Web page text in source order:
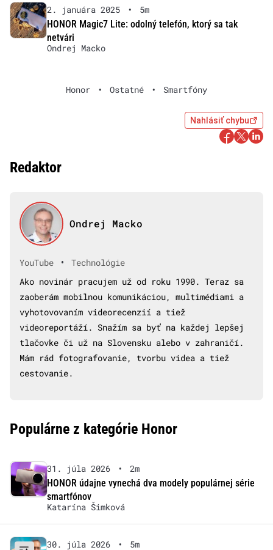
2. januára 2025 •
5m
HONOR Magic7 Lite: odolný telefón, ktorý sa tak
netvári
Ondrej Macko
Honor • Ostatné • Smartfóny
Nahlásiť chybu
Redaktor
Ondrej Macko
YouTube •
Technológie
Ako novinár pracujem už od roku 1990. Teraz sa
zaoberám mobilnou komunikáciou, multimédiami a
vyhotovovaním videorecenzií a tiež
videoreportáží. Snažím sa byť na každej lepšej
tlačovke či už na Slovensku alebo v zahraničí.
Mám rád fotografovanie, tvorbu videa a tiež
cestovanie.
Populárne z kategórie Honor
31. júla 2026 •
2m
HONOR údajne vynechá dva modely populárnej série
smartfónov
Katarína Šimková
30. júla 2026 •
5m